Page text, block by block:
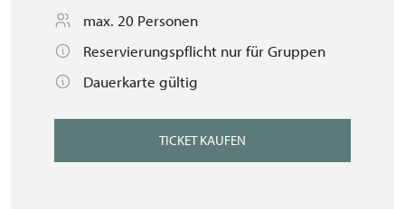
max. 20 Personen
Reservierungspflicht nur für Gruppen
Dauerkarte gültig
TICKET KAUFEN